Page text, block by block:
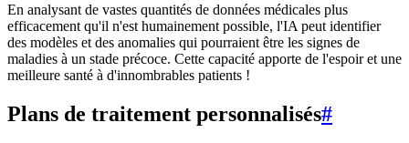
En analysant de vastes quantités de données médicales plus
efficacement qu'il n'est humainement possible, l'IA peut identifier
des modèles et des anomalies qui pourraient être les signes de
maladies à un stade précoce. Cette capacité apporte de l'espoir et une
meilleure santé à d'innombrables patients !
Plans de traitement personnalisés#